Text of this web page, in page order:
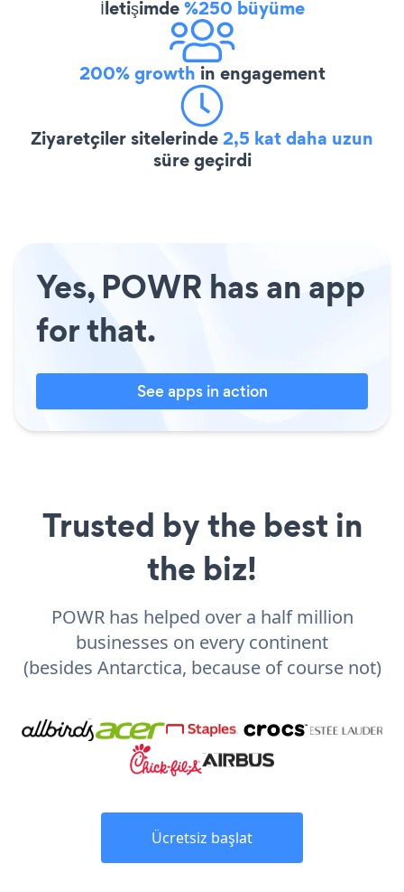
İletişimde%250 büyüme
200% growth in engagement
Ziyaretçiler sitelerinde2,5 kat daha uzun
süre geçirdi
Yes, POWR has an app
for that.
See apps in action
Trusted by the best in
the biz!
POWR has helped over a half million
businesses on every continent
(besides Antarctica, because of course not)
Ücretsiz başlat